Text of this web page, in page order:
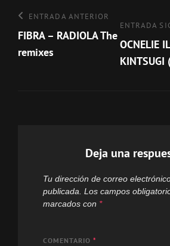
de
entradas
Entrada
anterior
ENTRADA ANTERIOR
FIBRA – RADIOLA The
remixes
Entrada
siguiente
ENTRADA
OCNELIE
KINTSUGI
Deja una
Tu dirección de correo
publicada. Los campos
marcados con *
COMENTARIO *